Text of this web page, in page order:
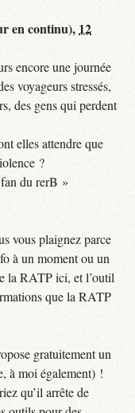
en continu), 12
encore une journée
voyageurs stressés,
des gens qui perdent
elles attendre que
?
du rerB »
vous plaignez parce
à un moment ou un
la RATP ici, et l’outil
que la RATP
gratuitement un
à moi également) !
qu’il arrête de